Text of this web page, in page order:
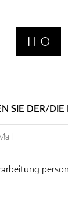
SIE DER/DIE